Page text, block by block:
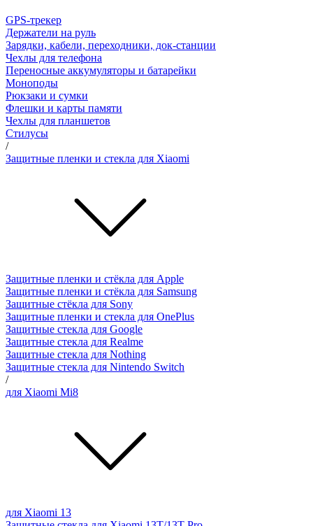
GPS-трекер
Держатели на руль
Зарядки, кабели, переходники, док-станции
Чехлы для телефона
Переносные аккумуляторы и батарейки
Моноподы
Рюкзаки и сумки
Флешки и карты памяти
Чехлы для планшетов
Стилусы
/
Защитные пленки и стекла для Xiaomi
Защитные пленки и стёкла для Apple
Защитные пленки и стёкла для Samsung
Защитные стёкла для Sony
Защитные пленки и стекла для OnePlus
Защитные стекла для Google
Защитные стекла для Realme
Защитные стекла для Nothing
Защитные стекла для Nintendo Switch
/
для Xiaomi Mi8
для Xiaomi 13